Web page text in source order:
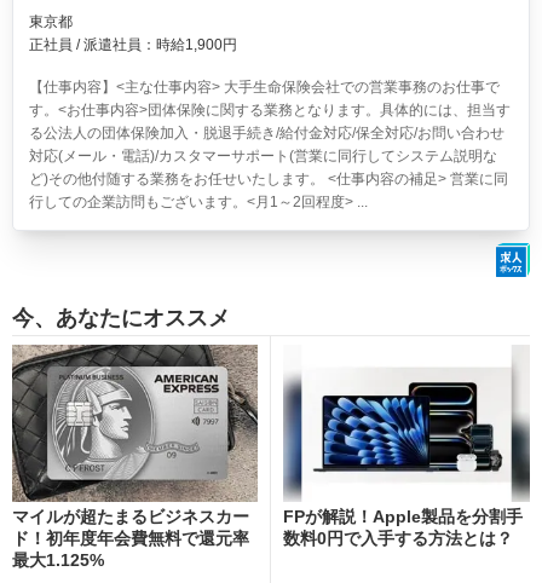
東京都
正社員 / 派遣社員：時給1,900円
【仕事内容】<主な仕事内容> 大手生命保険会社での営業事務のお仕事で
す。<お仕事内容>団体保険に関する業務となります。具体的には、担当す
る公法人の団体保険加入・脱退手続き/給付金対応/保全対応/お問い合わせ
対応(メール・電話)/カスタマーサポート(営業に同行してシステム説明な
ど)その他付随する業務をお任せいたします。 <仕事内容の補足> 営業に同
行しての企業訪問もございます。<月1～2回程度> ...
今、あなたにオススメ
マイルが超たまるビジネスカー
ド！初年度年会費無料で還元率
最大1.125%
FPが解説！Apple製品を分割手
数料0円で入手する方法とは？